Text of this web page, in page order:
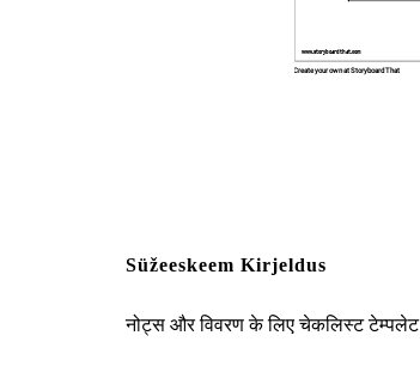
Create your own at Storyboard That
www.storyboardthat.com
Süžeeskeem Kirjeldus
नोट्स और विवरण के लिए चेकलिस्ट टेम्पलेट